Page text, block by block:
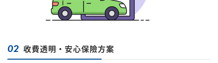
02 收費透明・安心保險方案